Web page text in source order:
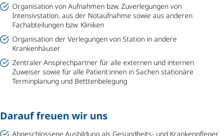
Organisation von Aufnahmen bzw. Zuverlegungen von
Intensivstation, aus der Notaufnahme sowie aus anderen
Fachabteilungen bzw. Kliniken
Organisation der Verlegungen von Station in andere
Krankenhäuser
Zentraler Ansprechpartner für alle externen und internen
Zuweiser sowie für alle Patient:innen in Sachen stationäre
Terminplanung und Betttenbelegung
Darauf freuen wir uns
Abgeschlossene Ausbildung als Gesundheits- und Krankenpfleger